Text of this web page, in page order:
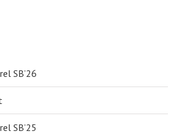
SB’26
SB’25